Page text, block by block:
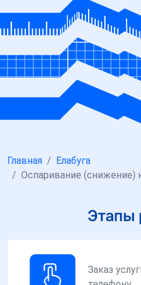
Главная
Елабуга
Оспаривание (снижение)
Этапы
Заказ